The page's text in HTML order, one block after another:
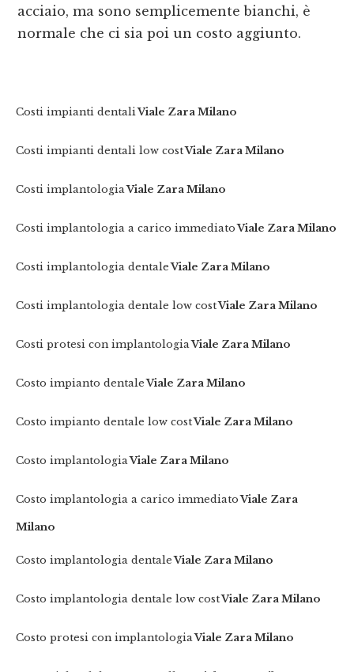
acciaio, ma sono semplicemente bianchi, è
normale che ci sia poi un costo aggiunto.
Costi impianti dentaliViale Zara Milano
Costi impianti dentali low costViale Zara Milano
Costi implantologiaViale Zara Milano
Costi implantologia a carico immediatoViale Zara Milano
Costi implantologia dentaleViale Zara Milano
Costi implantologia dentale low costViale Zara Milano
Costi protesi con implantologiaViale Zara Milano
Costo impianto dentaleViale Zara Milano
Costo impianto dentale low costViale Zara Milano
Costo implantologiaViale Zara Milano
Costo implantologia a carico immediatoViale Zara
Milano
Costo implantologia dentaleViale Zara Milano
Costo implantologia dentale low costViale Zara Milano
Costo protesi con implantologiaViale Zara Milano